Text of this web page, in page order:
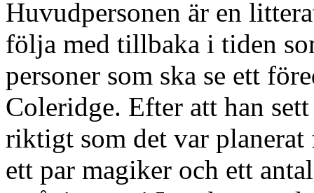
Huvudpersonen är en
följa med tillbaka i tiden
personer som ska se ett
Coleridge. Efter att han
riktigt som det var
ett par magiker och ett